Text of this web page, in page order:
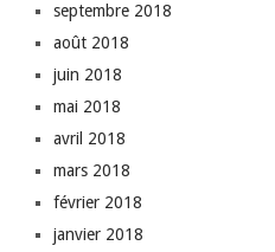
septembre 2018
août 2018
juin 2018
mai 2018
avril 2018
mars 2018
février 2018
janvier 2018